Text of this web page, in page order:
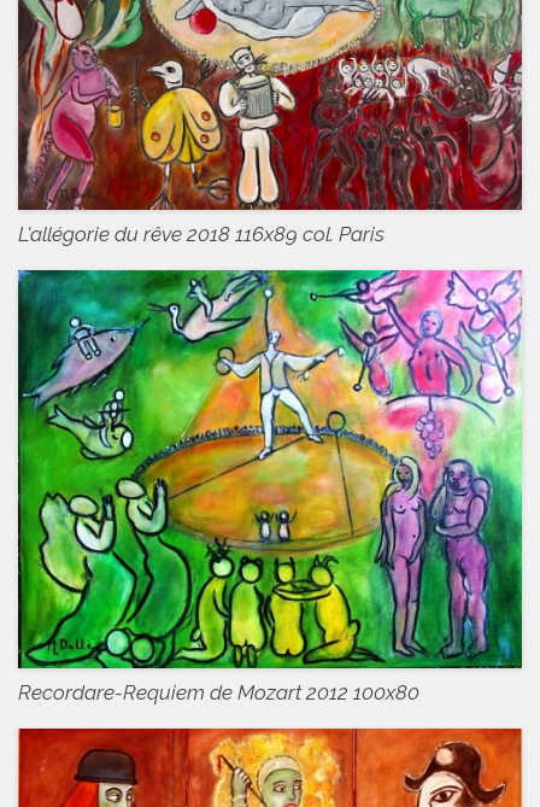
L'allégorie du rêve 2018 116x89 col. Paris
Recordare-Requiem de Mozart 2012 100x80